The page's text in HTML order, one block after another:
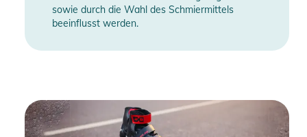
sowie durch die Wahl des Schmiermittels
beeinflusst werden.